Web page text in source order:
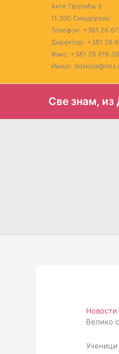
Анте Протића 3
11 300 Смедерево
Телефон: +381 26
Директор: +381 26
Факс: +381 26 616
Имејл:
Све знам,
Новости
Велико
Ученици